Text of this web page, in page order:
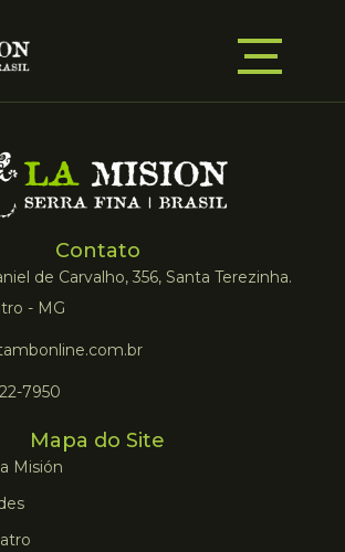
Contato
de Carvalho, 356, Santa Terezinha.
- MG
7950
Mapa do Site
Misión